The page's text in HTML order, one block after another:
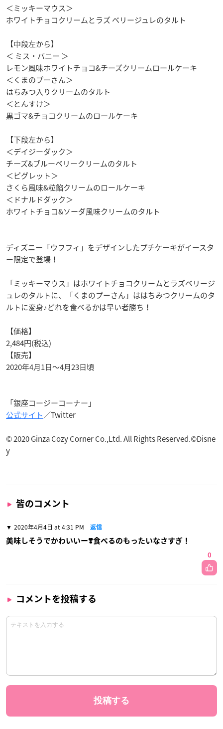
＜ミッキーマウス＞
ホワイトチョコクリームとラズ ベリージュレのタルト
【中段左から】
＜ ミス・バニー ＞
レモン風味ホワイトチョコ&チーズクリームロールケーキ
＜くまのプーさん＞
はちみつ入りクリームのタルト
＜とんすけ＞
黒ゴマ&チョコクリームのロールケーキ
【下段左から】
＜デイジーダック＞
チーズ&ブルーベリークリームのタルト
＜ピグレット＞
さくら風味&粒餡クリームのロールケーキ
＜ドナルドダック＞
ホワイトチョコ&ソーダ風味クリームのタルト
ディズニー「ウフフィ」をデザインしたプチケーキがイースタ
ー限定で登場！
「ミッキーマウス」はホワイトチョコクリームとラズベリージ
ュレのタルトに、「くまのプーさん」ははちみつクリームのタ
ルトに変身♪どれを食べるかは早い者勝ち！
【価格】
2,484円(税込)
【販売】
2020年4月1日〜4月23日頃
「銀座コージーコーナー」
公式サイト／Twitter
© 2020 Ginza Cozy Corner Co.,Ltd. All Rights Reserved.©Disne
y
皆のコメント
2020年4月4日 at 4:31 PM 返信
美味しそうでかわいいー❣️食べるのもったいなさすぎ！
0
コメントを投稿する